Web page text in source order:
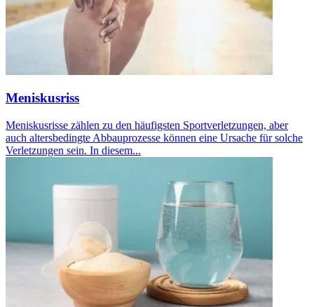
Meniskusriss
Meniskusrisse zählen zu den häufigsten Sportverletzungen, aber
auch altersbedingte Abbauprozesse können eine Ursache für solche
Verletzungen sein. In diesem...